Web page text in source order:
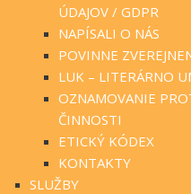
ÚDAJOV / GDPR
NAPÍSALI O NÁS
POVINNE
LUK – LITERÁRNO
OZNAMOVANIE
ČINNOSTI
ETICKÝ KÓDEX
KONTAKTY
SLUŽBY